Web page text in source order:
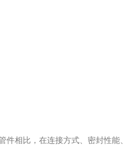
相比，在连接方式、密封性能